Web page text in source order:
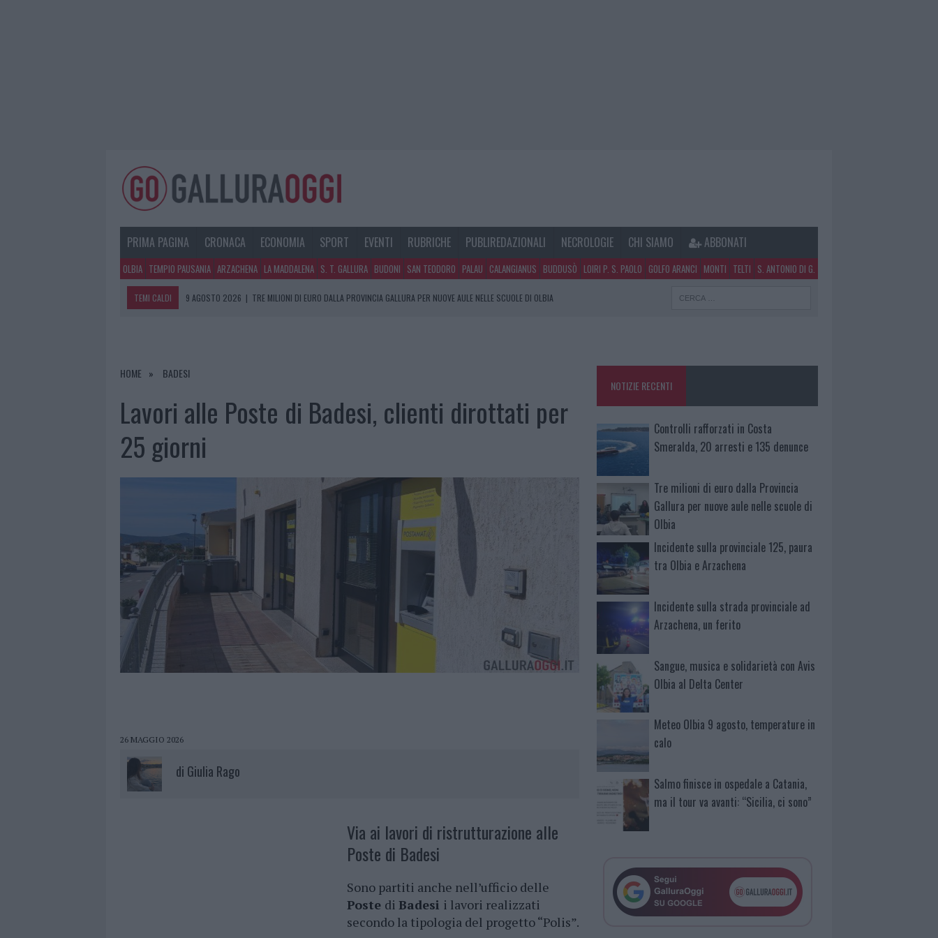
PRIMA PAGINA CRONACA ECONOMIA SPORT EVENTI RUBRICHE PUBLIREDAZIONALI NECROLOGIE CHI SIAMO ABBONATI
OLBIA TEMPIO PAUSANIA ARZACHENA LA MADDALENA S. T. GALLURA BUDONI SAN TEODORO PALAU CALANGIANUS BUDDUSÒ LOIRI P. S. PAOLO GOLFO ARANCI MONTI TELTI S. ANTONIO DI G.
TEMI CALDI 9 AGOSTO 2026 | TRE MILIONI DI EURO DALLA PROVINCIA GALLURA PER NUOVE AULE NELLE SCUOLE DI OLBIA
8 AGOSTO 2026
HOME BADESI
Lavori alle Poste di Badesi, clienti dirottati per
25 giorni
26 MAGGIO 2026
di Giulia Rago
Via ai lavori di ristrutturazione alle
Poste di Badesi
Sono partiti anche nell’ufficio delle
Poste di Badesi i lavori realizzati
secondo la tipologia del progetto “Polis”.
NOTIZIE RECENTI
Controlli rafforzati in Costa
Smeralda, 20 arresti e 135 denunce
Tre milioni di euro dalla Provincia
Gallura per nuove aule nelle scuole di
Olbia
Incidente sulla provinciale 125, paura
tra Olbia e Arzachena
Incidente sulla strada provinciale ad
Arzachena, un ferito
Sangue, musica e solidarietà con Avis
Olbia al Delta Center
Meteo Olbia 9 agosto, temperature in
calo
Salmo finisce in ospedale a Catania,
ma il tour va avanti: “Sicilia, ci sono”